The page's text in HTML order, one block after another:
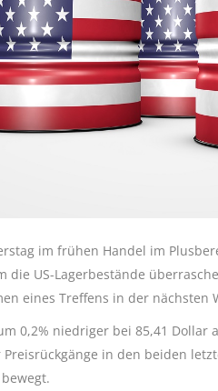
im frühen Handel im
die US-Lagerbestände
eines Treffens in der
0,2% niedriger bei 85,41 Dollar
in den beiden